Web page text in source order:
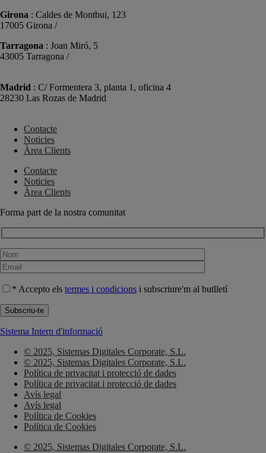
Girona : Caldes de Montbui, 123
17005 Girona /
Tarragona : Joan Miró, 5
43005 Tarragona /
Madrid : C/ Formentera 3, planta 1, oficina 4
28230 Las Rozas de Madrid
Contacte
Noticies
Àrea Clients
Contacte
Noticies
Àrea Clients
Forma part de la nostra comunitat
* Accepto els termes i condicions i subscriure'm al butlletí
Sistema Intern d'informació
© 2025, Sistemas Digitales Corporate, S.L.
© 2025, Sistemas Digitales Corporate, S.L.
Política de privacitat i protecció de dades
Política de privacitat i protecció de dades
Avís legal
Avís legal
Política de Cookies
Política de Cookies
© 2025, Sistemas Digitales Corporate, S.L.